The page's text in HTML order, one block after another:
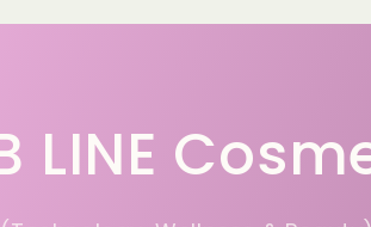
LINE